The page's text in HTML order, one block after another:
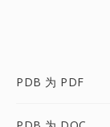
PDB 为 PDF